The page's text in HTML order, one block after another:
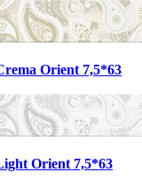
Orient 7,5*63
Orient 7,5*63